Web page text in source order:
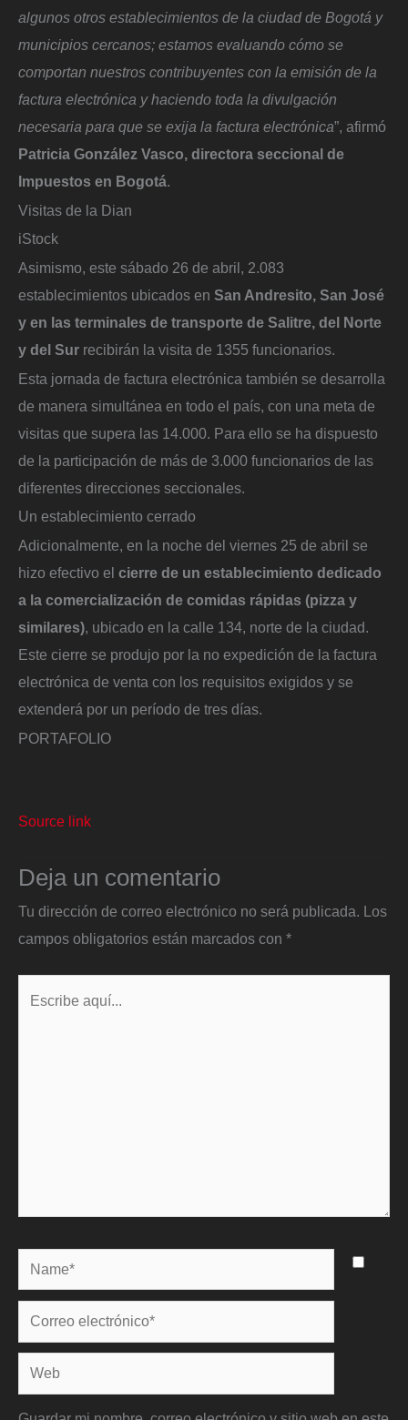
algunos otros establecimientos de la ciudad de Bogotá y
municipios cercanos; estamos evaluando cómo se
comportan nuestros contribuyentes con la emisión de la
factura electrónica y haciendo toda la divulgación
necesaria para que se exija la factura electrónica”, afirmó
Patricia González Vasco, directora seccional de
Impuestos en Bogotá.
Visitas de la Dian
iStock
Asimismo, este sábado 26 de abril, 2.083
establecimientos ubicados en San Andresito, San José
y en las terminales de transporte de Salitre, del Norte
y del Sur recibirán la visita de 1355 funcionarios.
Esta jornada de factura electrónica también se desarrolla
de manera simultánea en todo el país, con una meta de
visitas que supera las 14.000. Para ello se ha dispuesto
de la participación de más de 3.000 funcionarios de las
diferentes direcciones seccionales.
Un establecimiento cerrado
Adicionalmente, en la noche del viernes 25 de abril se
hizo efectivo el cierre de un establecimiento dedicado
a la comercialización de comidas rápidas (pizza y
similares), ubicado en la calle 134, norte de la ciudad.
Este cierre se produjo por la no expedición de la factura
electrónica de venta con los requisitos exigidos y se
extenderá por un período de tres días.
PORTAFOLIO
Source link
Deja un comentario
Tu dirección de correo electrónico no será publicada. Los
campos obligatorios están marcados con *
Name*
Correo
electrónico*
Web